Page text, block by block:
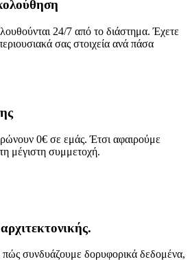
24/7 από το διάστημα. Έχετε
σας στοιχεία ανά πάσα
0€ σε εμάς. Έτσι αφαιρούμε
μέγιστη συμμετοχή.
συνδυάζουμε δορυφορικά δεδομένα,